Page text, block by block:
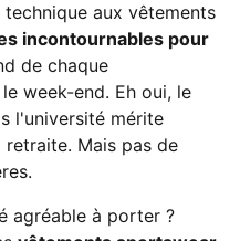
aux vêtements
incontournables pour
de chaque
week-end. Eh oui, le
l'université mérite
Mais pas de
agréable à porter ?